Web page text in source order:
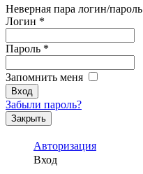
Неверная пара логин/пароль
Логин *
Пароль *
Запомнить меня
Забыли пароль?
Закрыть
Авторизация
Вход